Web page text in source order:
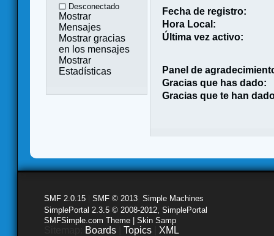
Desconectado
Mostrar
Mensajes
Mostrar gracias
en los mensajes
Mostrar
Estadísticas
Fecha de registro:
Hora Local:
Última vez activo:
Panel de
Gracias que has dado:
Gracias que te han
SMF 2.0.15 SMF © 2013 Simple Machines
SimplePortal 2.3.5 © 2008-2012, SimplePortal
SMFSimple.com Theme | Skin Samp
Boards Topics XML